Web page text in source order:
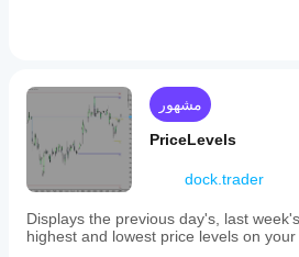
مشهور
PriceLevels
dock.trader
Displays the previous day's, last
highest and lowest price levels on your